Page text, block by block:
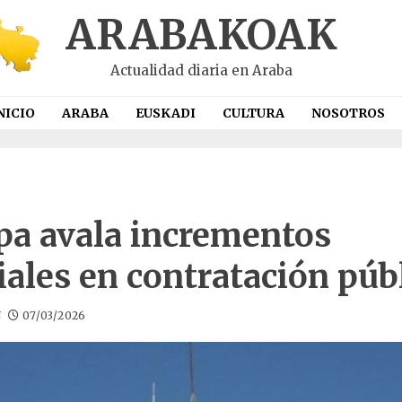
ARABAKOAK
Actualidad diaria en Araba
ARABA EUSKADI CULTURA NOSOTROS
avala incrementos
en contratación
07/03/2026